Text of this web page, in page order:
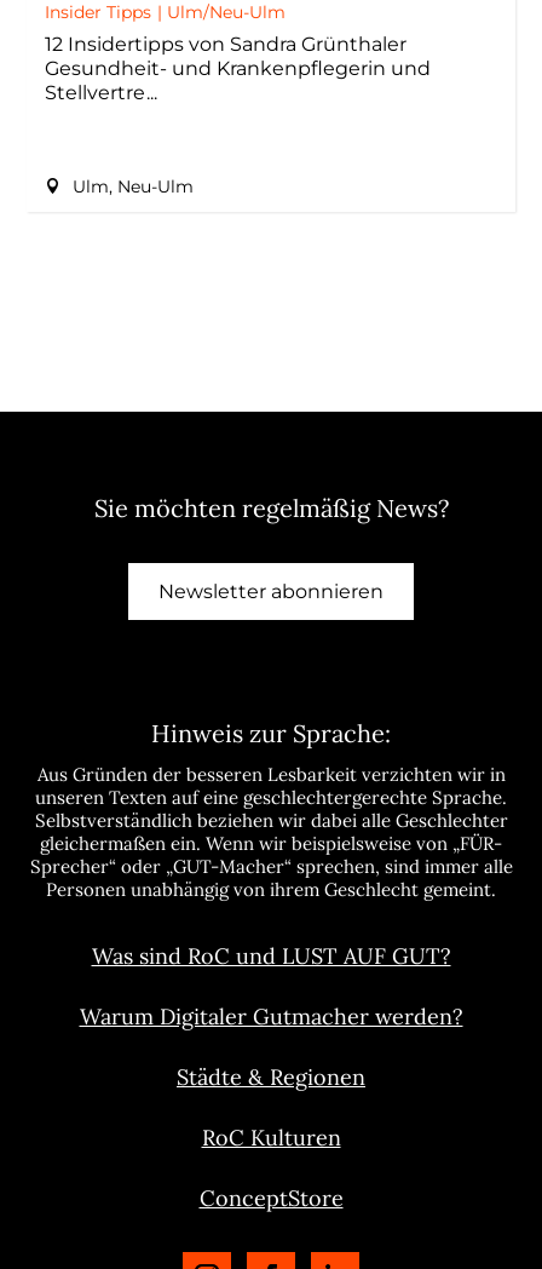
Insider Tipps | Ulm/Neu-Ulm
12 Insidertipps von Sandra Grünthaler
Gesundheit- und Krankenpflegerin und
Stellvertre
Ulm, Neu-Ulm
Sie möchten regelmäßig News?
Newsletter abonnieren
Hinweis zur Sprache:
Aus Gründen der besseren Lesbarkeit verzichten wir in
unseren Texten auf eine geschlechtergerechte Sprache.
Selbstverständlich beziehen wir dabei alle Geschlechter
gleichermaßen ein. Wenn wir beispielsweise von „FÜR-
Sprecher“ oder „GUT-Macher“ sprechen, sind immer alle
Personen unabhängig von ihrem Geschlecht gemeint.
Was sind RoC und LUST AUF GUT?
Warum Digitaler Gutmacher werden?
Städte & Regionen
RoC Kulturen
ConceptStore